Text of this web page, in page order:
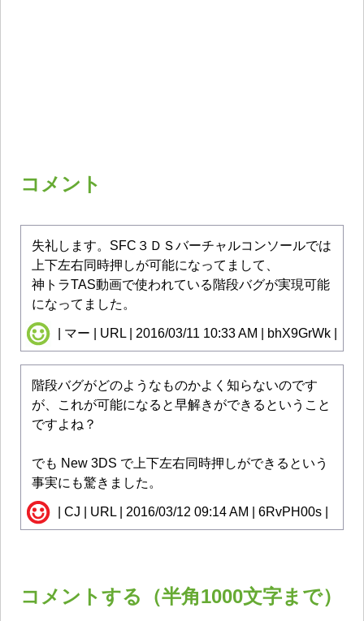
コメント
失礼します。SFC３ＤＳバーチャルコンソールでは
上下左右同時押しが可能になってまして、
神トラTAS動画で使われている階段バグが実現可能
になってました。
| マー | URL | 2016/03/11 10:33 AM | bhX9GrWk |
階段バグがどのようなものかよく知らないのです
が、これが可能になると早解きができるということ
ですよね？
でも New 3DS で上下左右同時押しができるという
事実にも驚きました。
| CJ | URL | 2016/03/12 09:14 AM | 6RvPH00s |
コメントする（半角1000文字まで）